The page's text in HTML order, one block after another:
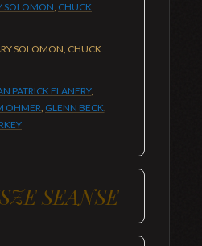
SOLOMON, CHUCK
SOLOMON, CHUCK
PATRICK FLANERY,
OHMER, GLENN BECK,
SEANSE